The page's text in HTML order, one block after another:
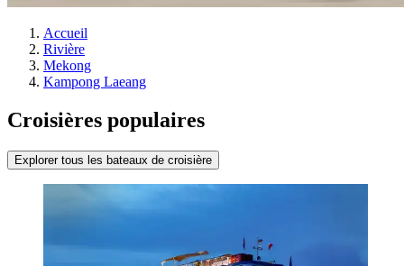
Accueil
Rivière
Mekong
Kampong Laeang
Croisières populaires
Explorer tous les bateaux de croisière